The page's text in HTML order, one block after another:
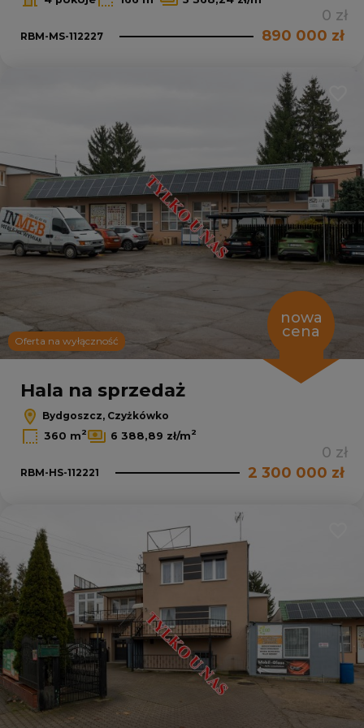
0 zł
RBM-MS-112227 890 000 zł
Oferta na wyłączność
nowa
cena
Hala na sprzedaż
Bydgoszcz, Czyżkówko
360 m2 6 388,89 zł/m2
0 zł
RBM-HS-112221 2 300 000 zł